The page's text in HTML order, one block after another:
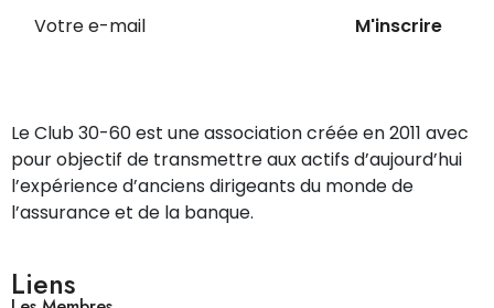
M'inscrire
Le Club 30-60 est une association créée en 2011 avec
pour objectif de transmettre aux actifs d’aujourd’hui
l’expérience d’anciens dirigeants du monde de
l’assurance et de la banque.
Liens